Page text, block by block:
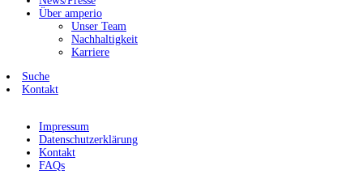
Über amperio
Unser Team
Nachhaltigkeit
Karriere
Suche
Kontakt
Impressum
Datenschutzerklärung
Kontakt
FAQs